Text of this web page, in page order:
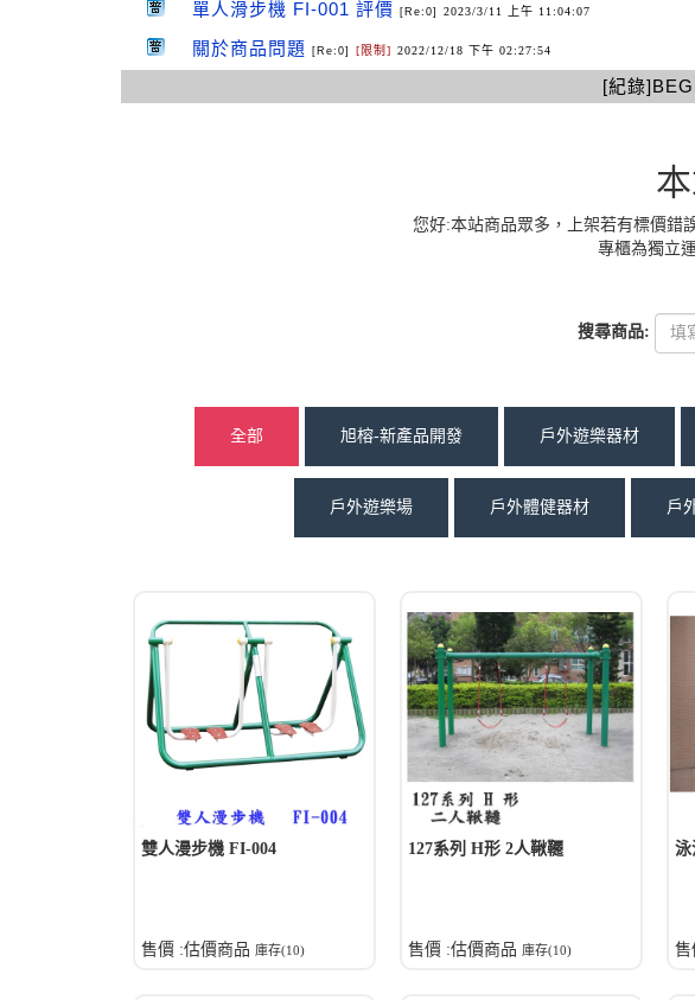
您好:本站商品眾多，上架若有標價錯
專櫃為獨立
搜尋商品:
全部 旭榕-新產品開發 戶外遊樂器材
戶外遊樂場 戶外體健器材 戶
雙人漫步機 FI-004
售價 :估價商品 庫存(10)
127系列 H形 2人鞦韆
售價 :估價商品 庫存(10)
泳
售